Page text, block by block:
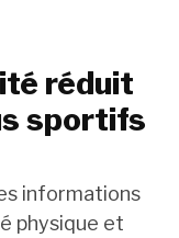
réduit
sportifs
informations
physique et